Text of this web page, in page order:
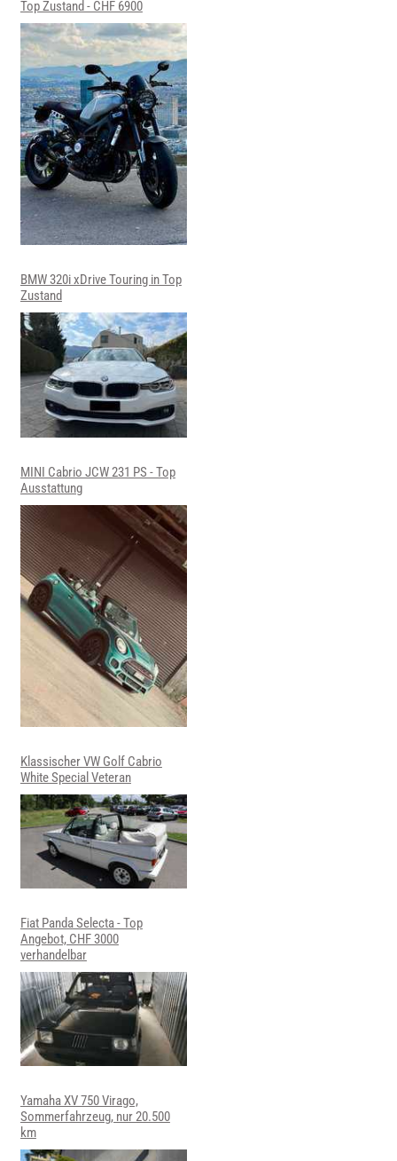
Top Zustand - CHF 6900
BMW 320i xDrive Touring in Top
Zustand
MINI Cabrio JCW 231 PS - Top
Ausstattung
Klassischer VW Golf Cabrio
White Special Veteran
Fiat Panda Selecta - Top
Angebot, CHF 3000
verhandelbar
Yamaha XV 750 Virago,
Sommerfahrzeug, nur 20.500
km